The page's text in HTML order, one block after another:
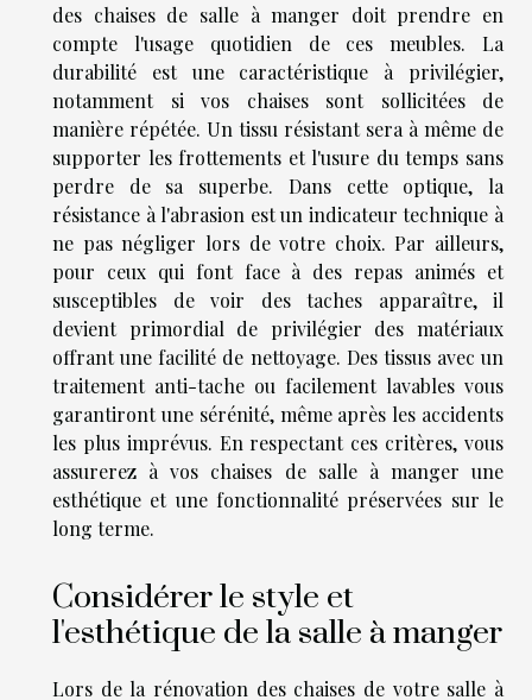
des chaises de salle à manger doit prendre en
compte l'usage quotidien de ces meubles. La
durabilité est une caractéristique à privilégier,
notamment si vos chaises sont sollicitées de
manière répétée. Un tissu résistant sera à même de
supporter les frottements et l'usure du temps sans
perdre de sa superbe. Dans cette optique, la
résistance à l'abrasion est un indicateur technique à
ne pas négliger lors de votre choix. Par ailleurs,
pour ceux qui font face à des repas animés et
susceptibles de voir des taches apparaître, il
devient primordial de privilégier des matériaux
offrant une facilité de nettoyage. Des tissus avec un
traitement anti-tache ou facilement lavables vous
garantiront une sérénité, même après les accidents
les plus imprévus. En respectant ces critères, vous
assurerez à vos chaises de salle à manger une
esthétique et une fonctionnalité préservées sur le
long terme.
Considérer le style et
l'esthétique de la salle à manger
Lors de la rénovation des chaises de votre salle à